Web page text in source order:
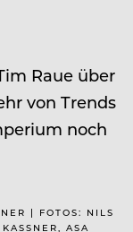
Raue über
von Trends
noch
| FOTOS: NILS
ASA